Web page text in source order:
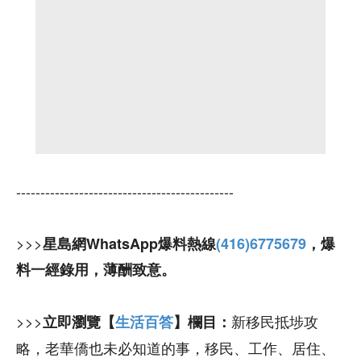
---------------------------------------------
>>>星島網WhatsApp爆料熱線(416)6775679 ，爆
料一經錄用，薄酬致意。
>>>立即瀏覽【生活百答】欄目： 新移民抵埗攻
略，老華僑也未必知道的事，移民、工作、居住、